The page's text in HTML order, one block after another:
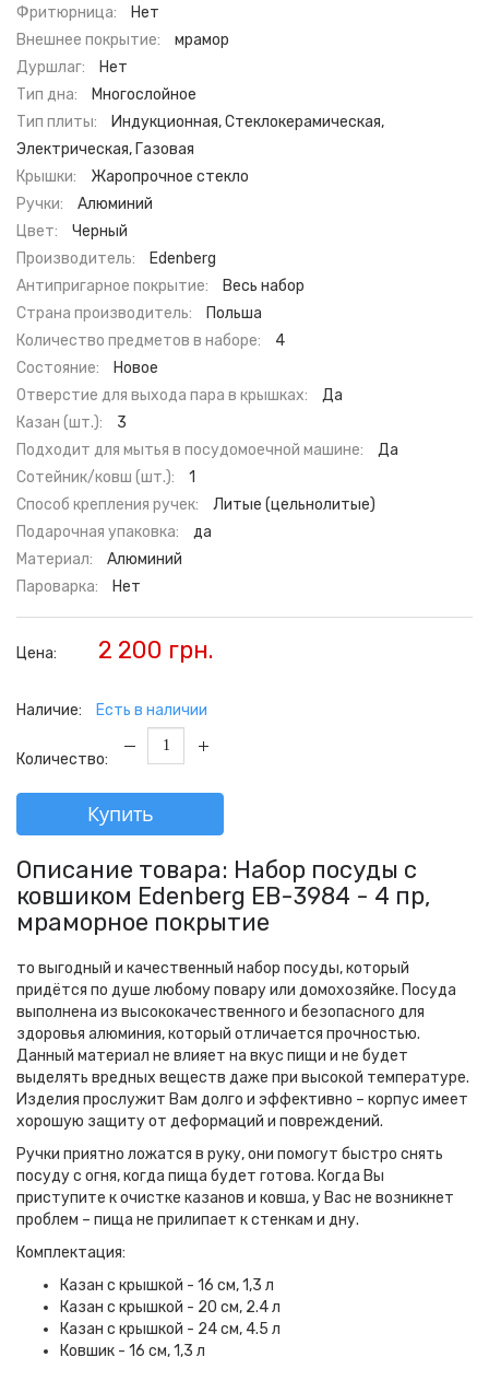
Фритюрница:
Нет
Внешнее покрытие:
мрамор
Дуршлаг:
Нет
Тип дна:
Многослойное
Тип плиты:
Электрическая, Газовая
Крышки:
Жаропрочное стекло
Ручки:
Алюминий
Цвет:
Черный
Производитель:
Edenberg
Антипригарное покрытие:
Весь набор
Страна производитель:
Польша
Количество предметов в наборе:
4
Состояние:
Новое
Отверстие для выхода пара в крышках:
Да
Казан (шт.):
3
Подходит для мытья в посудомоечной машине:
Да
Сотейник/ковш (шт.):
1
Способ крепления ручек:
Литые (цельнолитые)
Подарочная упаковка:
да
Материал:
Алюминий
Пароварка:
Нет
Цена: 2 200 грн.
Наличие: Есть в наличии
Количество:
Купить
Описание товара: Набор посуды с
ковшиком Edenberg EB-3984 - 4 пр,
мраморное покрытие
то выгодный и качественный набор посуды, который
придётся по душе любому повару или домохозяйке. Посуда
выполнена из высококачественного и безопасного для
здоровья алюминия, который отличается прочностью.
Данный материал не влияет на вкус пищи и не будет
выделять вредных веществ даже при высокой температуре.
Изделия прослужит Вам долго и эффективно – корпус имеет
хорошую защиту от деформаций и повреждений.
Ручки приятно ложатся в руку, они помогут быстро снять
посуду с огня, когда пища будет готова. Когда Вы
приступите к очистке казанов и ковша, у Вас не возникнет
проблем – пища не прилипает к стенкам и дну.
Комплектация:
Казан с крышкой - 16 см, 1,3 л
Казан с крышкой - 20 см, 2.4 л
Казан с крышкой - 24 см, 4.5 л
Ковшик - 16 см, 1,3 л